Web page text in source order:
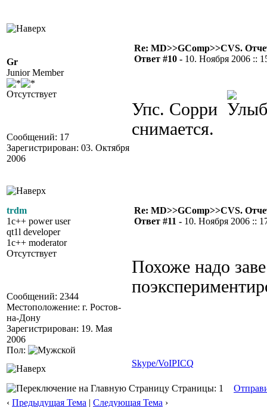
Gr
Junior Member
Отсутствует
Сообщений: 17
Зарегистрирован: 03. Октября
2006
Re: MD>>GComp>>CVS.
Ответ #10 - 10. Ноября 2006 ::
Упс. Сорри
снимается.
trdm
1c++ power user
qt1l developer
1c++ moderator
Отсутствует
Сообщений: 2344
Местоположение: г. Ростов-
на-Дону
Зарегистрирован: 19. Мая
2006
Пол:
Re: MD>>GComp>>CVS.
Ответ #11 - 10. Ноября 2006 ::
Похоже надо
Skype/VoIPICQ
Страницы: 1
‹ Предыдущая Тема | Следующая Тема ›